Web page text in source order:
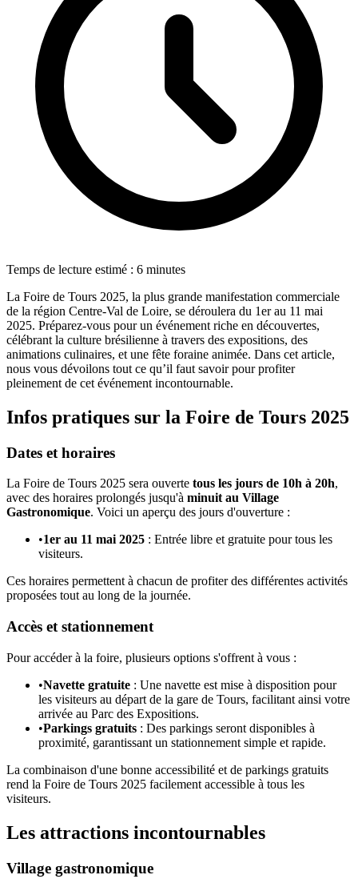
Temps de lecture estimé : 6 minutes
La Foire de Tours 2025, la plus grande manifestation commerciale
de la région Centre-Val de Loire, se déroulera du 1er au 11 mai
2025. Préparez-vous pour un événement riche en découvertes,
célébrant la culture brésilienne à travers des expositions, des
animations culinaires, et une fête foraine animée. Dans cet article,
nous vous dévoilons tout ce qu’il faut savoir pour profiter
pleinement de cet événement incontournable.
Infos pratiques sur la Foire de Tours 2025
Dates et horaires
La Foire de Tours 2025 sera ouverte tous les jours de 10h à 20h,
avec des horaires prolongés jusqu'à minuit au Village
Gastronomique. Voici un aperçu des jours d'ouverture :
•1er au 11 mai 2025 : Entrée libre et gratuite pour tous les
visiteurs.
Ces horaires permettent à chacun de profiter des différentes activités
proposées tout au long de la journée.
Accès et stationnement
Pour accéder à la foire, plusieurs options s'offrent à vous :
•Navette gratuite : Une navette est mise à disposition pour
les visiteurs au départ de la gare de Tours, facilitant ainsi votre
arrivée au Parc des Expositions.
•Parkings gratuits : Des parkings seront disponibles à
proximité, garantissant un stationnement simple et rapide.
La combinaison d'une bonne accessibilité et de parkings gratuits
rend la Foire de Tours 2025 facilement accessible à tous les
visiteurs.
Les attractions incontournables
Village gastronomique